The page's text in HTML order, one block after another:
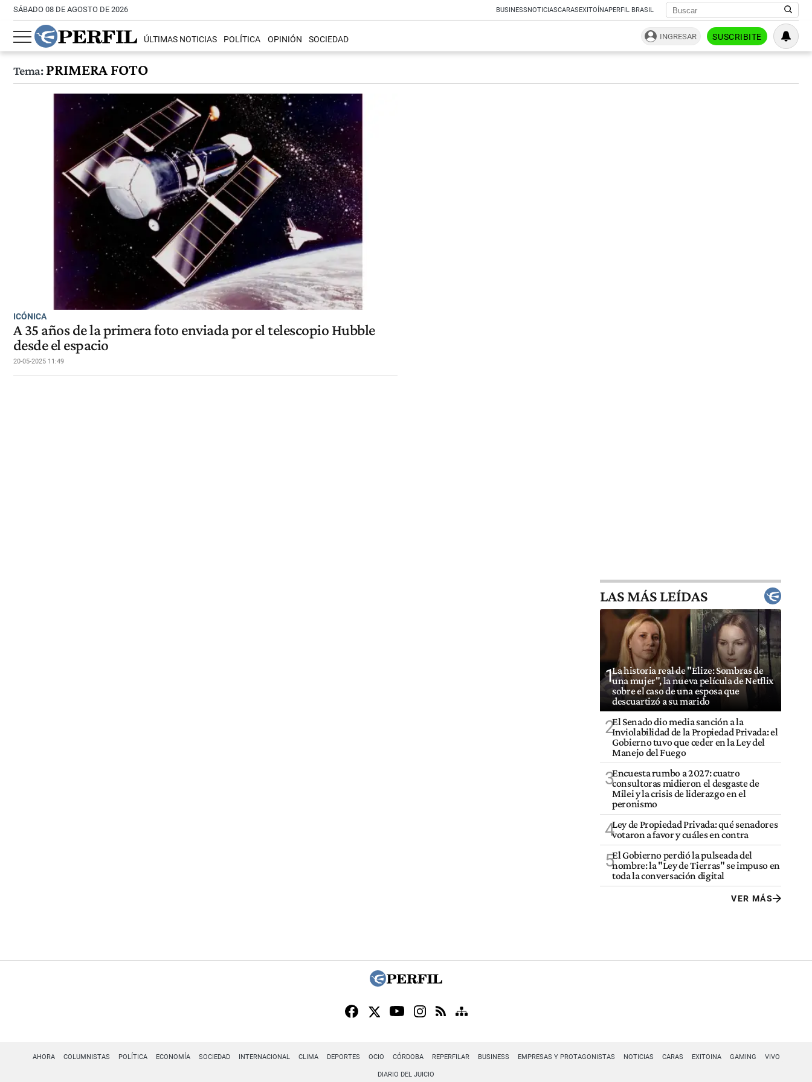
SÁBADO 08 DE AGOSTO DE 2026 BUSINESSNOTICIASCARASEXITOÍNAPERFIL BRASIL
ÚLTIMAS NOTICIAS POLÍTICA OPINIÓN SOCIEDAD INGRESAR SUSCRIBITE
Tema:PRIMERA FOTO
ICÓNICA
A 35 años de la primera foto enviada por el telescopio Hubble
desde el espacio
20-05-2025 11:49
LAS MÁS LEÍDAS
1La historia real de "Elize: Sombras de
una mujer", la nueva película de Netflix
sobre el caso de una esposa que
descuartizó a su marido
2El Senado dio media sanción a la
Inviolabilidad de la Propiedad Privada: el
Gobierno tuvo que ceder en la Ley del
Manejo del Fuego
3Encuesta rumbo a 2027: cuatro
consultoras midieron el desgaste de
Milei y la crisis de liderazgo en el
peronismo
4Ley de Propiedad Privada: qué senadores
votaron a favor y cuáles en contra
5El Gobierno perdió la pulseada del
nombre: la "Ley de Tierras" se impuso en
toda la conversación digital
VER MÁS
AHORA COLUMNISTAS POLÍTICA ECONOMÍA SOCIEDAD INTERNACIONAL CLIMA DEPORTES OCIO CÓRDOBA REPERFILAR BUSINESS EMPRESAS Y PROTAGONISTAS NOTICIAS CARAS EXITOINA GAMING VIVO
DIARIO DEL JUICIO